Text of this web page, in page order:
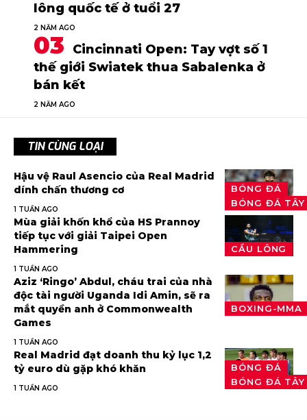
lông quốc tế ở tuổi 27
2 NĂM AGO
Cincinnati Open: Tay vợt số 1
thế giới Swiatek thua Sabalenka ở
bán kết
2 NĂM AGO
TIN CÙNG LOẠI
BÓNG ĐÁ
BÓNG ĐÁ
Hậu vệ Raul Asencio của Real Madrid
dính chấn thương cơ
1 TUẦN AGO
CẦU LÔNG
Mùa giải khốn khổ của HS Prannoy
tiếp tục với giải Taipei Open
Hammering
1 TUẦN AGO
BOXING-MMA
Aziz ‘Ringo’ Abdul, cháu trai của nhà
độc tài người Uganda Idi Amin, sẽ ra
mắt quyền anh ở Commonwealth
Games
1 TUẦN AGO
BÓNG ĐÁ
BÓNG ĐÁ
Real Madrid đạt doanh thu kỷ lục 1,2
tỷ euro dù gặp khó khăn
1 TUẦN AGO